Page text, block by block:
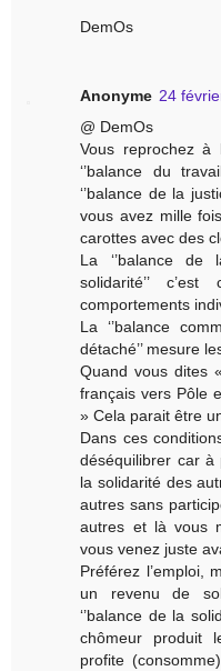
DemOs
Anonyme 24
@ DemOs
Vous reprochez à
‘’balance du
‘’balance de la
vous avez mille
carottes avec des
La ‘’balance de
solidarité’’
comportements
La ‘’balance
détaché’’ mesure
Quand vous dites
français vers Pôle
» Cela parait être
Dans ces
déséquilibrer car à
la solidarité des
autres sans
autres et là vous
vous venez juste
Préférez l’emploi,
un revenu de
‘’balance de la
chômeur produit
profite